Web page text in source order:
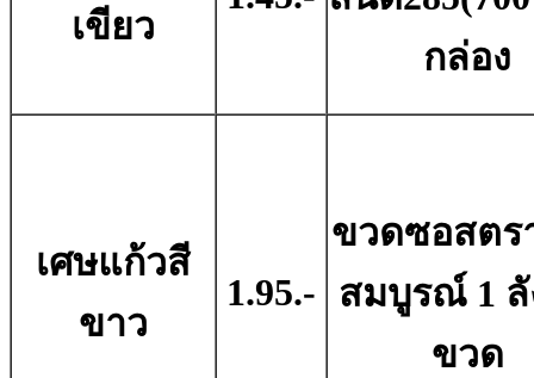
เขียว
กล่อง
เศษแก้วสี
ขาว
1.95.-
ขวดซอสตร
สมบูรณ์ 1 ลั
ขวด